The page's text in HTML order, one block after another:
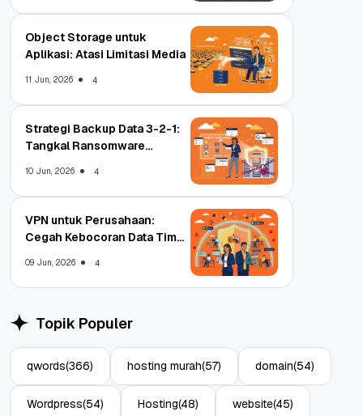
Object Storage untuk
Aplikasi: Atasi Limitasi Media
11 Jun, 2026 4
Strategi Backup Data 3-2-1:
Tangkal Ransomware
10 Jun, 2026 4
VPN untuk Perusahaan:
Cegah Kebocoran Data Tim
09 Jun, 2026 4
Topik Populer
qwords(366) hosting murah(57) domain(54)
Wordpress(54) Hosting(48) website(45)